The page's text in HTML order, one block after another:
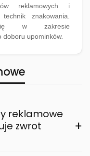
reklamowych i
technik znakowania.
w zakresie
doboru upominków.
reklamowe
zwrot
+